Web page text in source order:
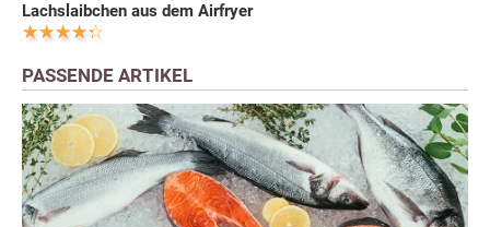
Lachslaibchen aus dem Airfryer
PASSENDE ARTIKEL